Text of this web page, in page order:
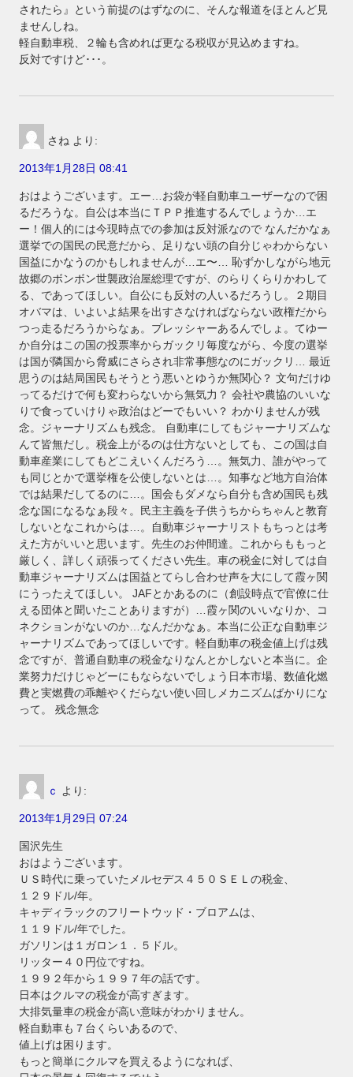
されたら』という前提のはずなのに、そんな報道をほとんど見
ませんしね。
軽自動車税、２輪も含めれば更なる税収が見込めますね。
反対ですけど･･･。
さね より:
2013年1月28日 08:41
おはようございます。エー…お袋が軽自動車ユーザーなので困
るだろうな。自公は本当にＴＰＰ推進するんでしょうか…エ
ー！個人的には今現時点での参加は反対派なので なんだかなぁ
選挙での国民の民意だから、足りない頭の自分じゃわからない
国益にかなうのかもしれませんが…エ〜… 恥ずかしながら地元
故郷のボンボン世襲政治屋総理ですが、のらりくらりかわして
る、であってほしい。自公にも反対の人いるだろうし。２期目
オバマは、いよいよ結果を出すさなければならない政権だから
つっ走るだろうからなぁ。プレッシャーあるんでしょ。てゆー
か自分はこの国の投票率からガックリ毎度ながら、今度の選挙
は国が隣国から脅威にさらされ非常事態なのにガックリ… 最近
思うのは結局国民もそうとう悪いとゆうか無関心？ 文句だけゆ
ってるだけで何も変わらないから無気力？ 会社や農協のいいな
りで食っていけりゃ政治はどーでもいい？ わかりませんが残
念。ジャーナリズムも残念。 自動車にしてもジャーナリズムな
んて皆無だし。税金上がるのは仕方ないとしても、この国は自
動車産業にしてもどこえいくんだろう…。無気力、誰がやって
も同じとかで選挙権を公使しないとは…。知事など地方自治体
では結果だしてるのに…。国会もダメなら自分も含め国民も残
念な国になるなぁ段々。民主主義を子供うちからちゃんと教育
しないとなこれからは…。自動車ジャーナリストもちっとは考
えた方がいいと思います。先生のお仲間達。これからももっと
厳しく、詳しく頑張ってください先生。車の税金に対しては自
動車ジャーナリズムは国益とてらし合わせ声を大にして霞ヶ関
にうったえてほしい。 JAFとかあるのに（創設時点で官僚に仕
える団体と聞いたことありますが）…霞ヶ関のいいなりか、コ
ネクションがないのか…なんだかなぁ。本当に公正な自動車ジ
ャーナリズムであってほしいです。軽自動車の税金値上げは残
念ですが、普通自動車の税金なりなんとかしないと本当に。企
業努力だけじゃどーにもならないでしょう日本市場、数値化燃
費と実燃費の乖離やくだらない使い回しメカニズムばかりにな
って。 残念無念
ｃ より:
2013年1月29日 07:24
国沢先生
おはようございます。
ＵＳ時代に乗っていたメルセデス４５０ＳＥＬの税金、
１２９ドル/年。
キャディラックのフリートウッド・ブロアムは、
１１９ドル/年でした。
ガソリンは１ガロン１．５ドル。
リッター４０円位ですね。
１９９２年から１９９７年の話です。
日本はクルマの税金が高すぎます。
大排気量車の税金が高い意味がわかりません。
軽自動車も７台くらいあるので、
値上げは困ります。
もっと簡単にクルマを買えるようになれば、